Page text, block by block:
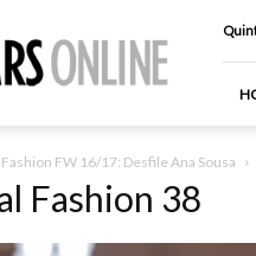
FW 16/17: Desfile Ana Sousa
Fashion 38